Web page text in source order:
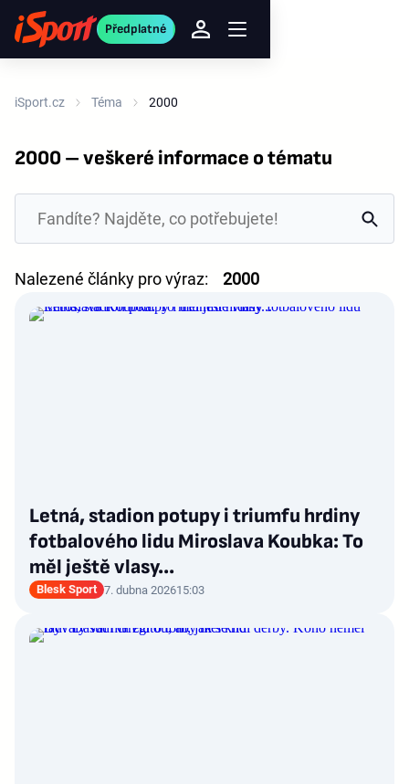
Předplatné
iSport.cz Téma 2000
2000 – veškeré informace o tématu
Nalezené články pro výraz: 2000
Letná, stadion potupy i triumfu hrdiny
fotbalového lidu Miroslava Koubka: To
měl ještě vlasy...
Blesk Sport 7. dubna 202615:03